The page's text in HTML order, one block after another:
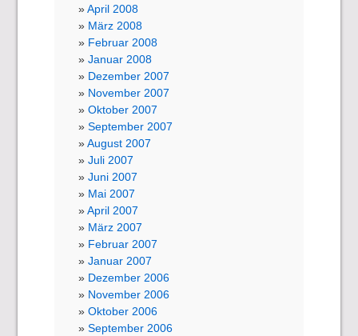
April 2008
März 2008
Februar 2008
Januar 2008
Dezember 2007
November 2007
Oktober 2007
September 2007
August 2007
Juli 2007
Juni 2007
Mai 2007
April 2007
März 2007
Februar 2007
Januar 2007
Dezember 2006
November 2006
Oktober 2006
September 2006